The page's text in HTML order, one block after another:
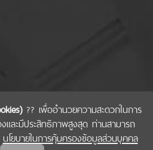
?? เพื่ออำนวยความสะดวกในการ
งและมีประสิทธิภาพสูงสุด ท่านสามารถ
นโยบายในการคุ้มครองข้อมูลส่วนบุคคล
รรมการส่งเสริมวิทยาศาสตร์ วิจัยและนวัตกรรม
(สกสว.)